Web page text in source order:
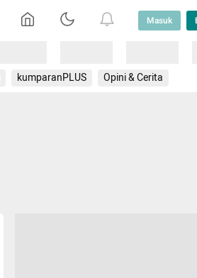
Masuk
kumparanPLUS Opini & Cerita